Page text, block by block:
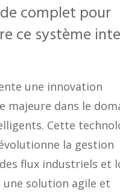
complet pour
ce système
une innovation
majeure dans le
Cette
la gestion
flux industriels et
solution agile et